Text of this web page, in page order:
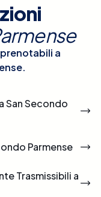
a
.
San Secondo
Parmense
Trasmissibili a